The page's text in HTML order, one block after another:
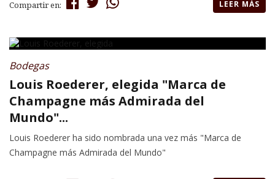
Compartir en: LEER MÁS
Bodegas
Louis Roederer, elegida "Marca de
Champagne más Admirada del
Mundo"...
Louis Roederer ha sido nombrada una vez más "Marca de
Champagne más Admirada del Mundo"